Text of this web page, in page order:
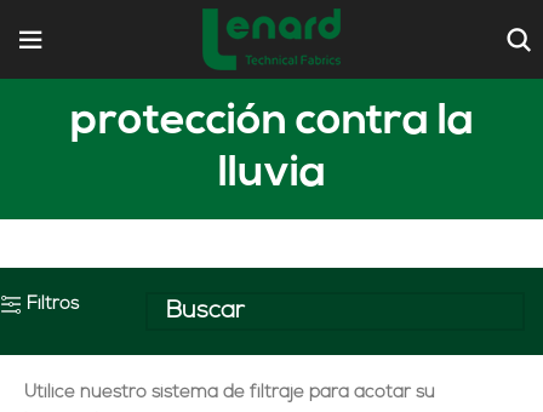
protección contra la
lluvia
Filtros
Utilice nuestro sistema de filtraje para acotar su